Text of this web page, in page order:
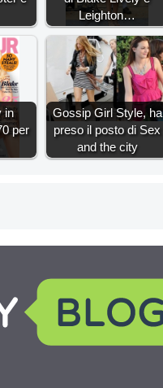
Leighton…
in
per
Gossip Girl Style, ha
preso il posto di Sex
and the city